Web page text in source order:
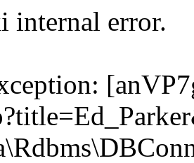
internal error.